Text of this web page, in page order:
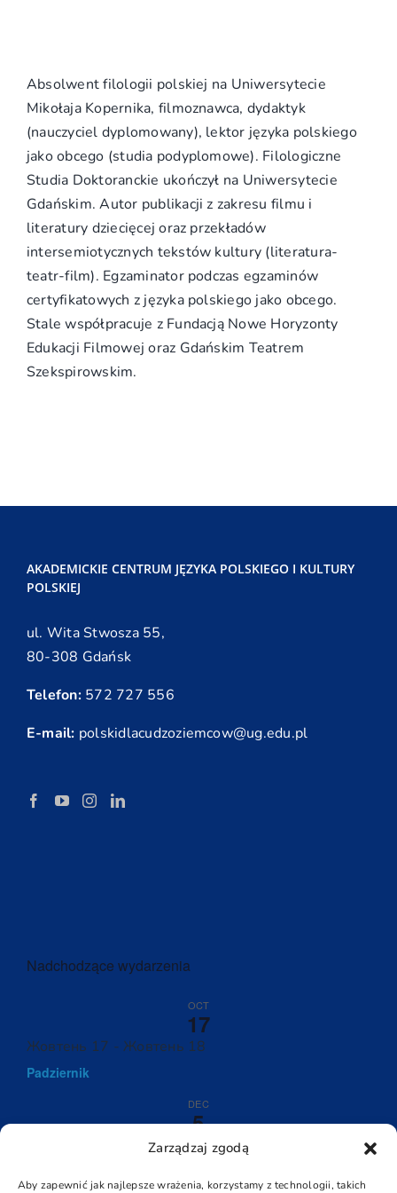
Zarządzaj zgodą
Aby zapewnić jak najlepsze wrażenia, korzystamy z technologii, takich
Absolwent filologii polskiej na Uniwersytecie
Mikołaja Kopernika, filmoznawca, dydaktyk
(nauczyciel dyplomowany), lektor języka polskiego
jako obcego (studia podyplomowe). Filologiczne
Studia Doktoranckie ukończył na Uniwersytecie
Gdańskim. Autor publikacji z zakresu filmu i
literatury dziecięcej oraz przekładów
intersemiotycznych tekstów kultury (literatura-
teatr-film). Egzaminator podczas egzaminów
certyfikatowych z języka polskiego jako obcego.
Stale współpracuje z Fundacją Nowe Horyzonty
Edukacji Filmowej oraz Gdańskim Teatrem
Szekspirowskim.
AKADEMICKIE CENTRUM JĘZYKA POLSKIEGO I KULTURY
POLSKIEJ
ul. Wita Stwosza 55,
80-308 Gdańsk
Telefon: 572 727 556
E-mail: polskidlacudzoziemcow@ug.edu.pl
Nadchodzące wydarzenia
OCT
17
Жовтень 17 -Жовтень 18
Padziernik
DEC
5
Грудень 6